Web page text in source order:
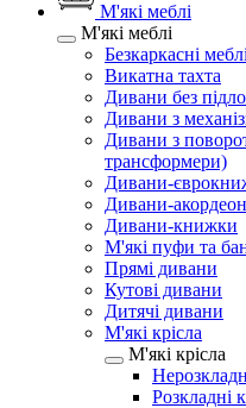
М'які меблі
М'які меблі
Безкаркасні меблі
Викатна тахта
Дивани без
Дивани з
Дивани з
трансформери)
Дивани-
Дивани-
Дивани-книжки
М'які пуфи та
Прямі дивани
Кутові дивани
Дитячі дивани
М'які крісла
М'які крісла
Розкладні